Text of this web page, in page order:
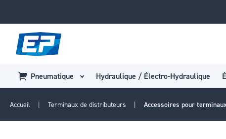
Pneumatique Hydraulique / Électro-Hydraulique
Accueil Terminaux de distributeurs Accessoires pour